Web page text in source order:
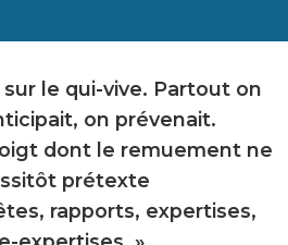
le qui-vive. Partout on
on prévenait.
dont le remuement ne
prétexte
rapports, expertises,